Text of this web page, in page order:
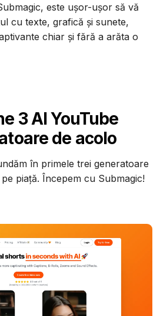
este ușor-ușor să vă
cu texte, grafică și sunete,
chiar și fără a arăta o
3 AI YouTube
de acolo
în primele trei generatoare
piață. Începem cu Submagic!